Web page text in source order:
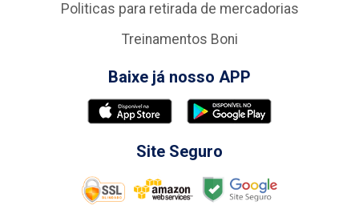
Politicas para retirada de mercadorias
Treinamentos Boni
Baixe já nosso APP
Site Seguro